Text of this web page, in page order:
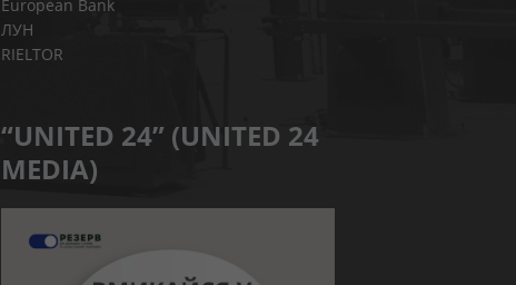
European Bank
ЛУН
RIELTOR
“UNITED 24” (UNITED 24
MEDIA)